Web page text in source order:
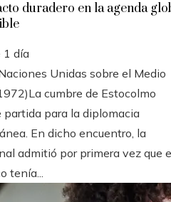
duradero en la agenda
1 día
Unidas sobre el Medio
cumbre de Estocolmo
para la diplomacia
En dicho encuentro, la
admitió por primera vez que
tenía...